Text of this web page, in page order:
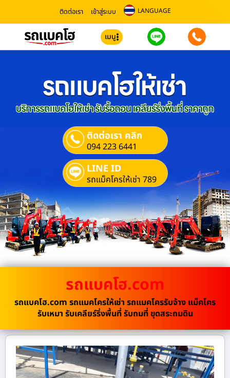
ติดต่อเรา เข้าสู่ระบบ LANGUAGE
เมนู
ติดต่อเรา คลิก
094 223 6441
LINE ID
รถแม็คโครให้เช่า 789
รถแบคโฮ.com
รถแบคโฮ.com รถแมคโครให้เช่า รถแมคโครรับจ้าง แม็คโคร
รับเหมา รับเคลียร์ริ่งพื้นที่ รับถมที่ ขุดสระถมดิน